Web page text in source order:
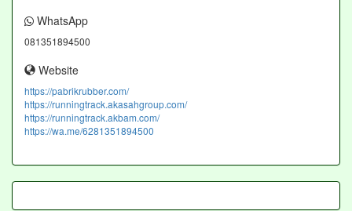
WhatsApp
081351894500
Website
https://pabrikrubber.com/
https://runningtrack.akasahgroup.com/
https://runningtrack.akbam.com/
https://wa.me/6281351894500